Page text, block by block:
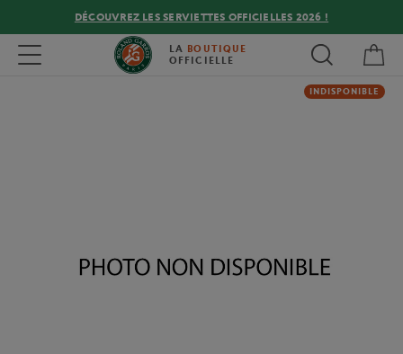
DÉCOUVREZ LES SERVIETTES OFFICIELLES 2026 !
Toggle navigation LA BOUTIQUE
OFFICIELLE
INDISPONIBLE